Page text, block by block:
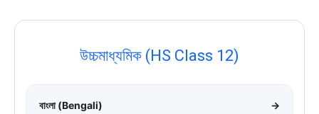
উচ্চমাধ্যমিক (HS Class 12)
বাংলা (Bengali) →